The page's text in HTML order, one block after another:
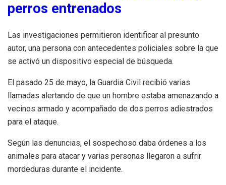
perros entrenados
Las investigaciones permitieron identificar al presunto
autor, una persona con antecedentes policiales sobre la que
se activó un dispositivo especial de búsqueda.
El pasado 25 de mayo, la Guardia Civil recibió varias
llamadas alertando de que un hombre estaba amenazando a
vecinos armado y acompañado de dos perros adiestrados
para el ataque.
Según las denuncias, el sospechoso daba órdenes a los
animales para atacar y varias personas llegaron a sufrir
mordeduras durante el incidente.